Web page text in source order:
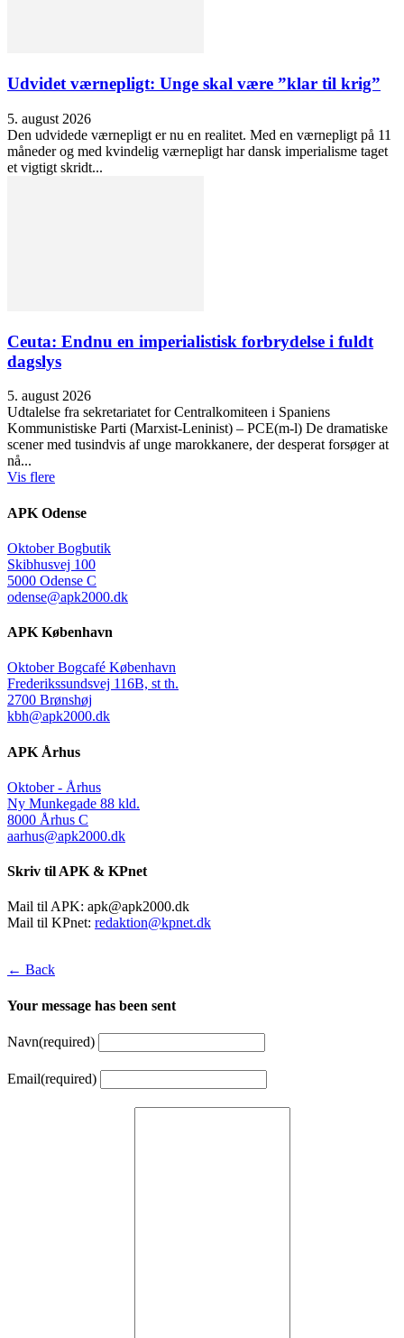
Udvidet værnepligt: Unge skal være ”klar til krig”
5. august 2026
Den udvidede værnepligt er nu en realitet. Med en værnepligt på 11
måneder og med kvindelig værnepligt har dansk imperialisme taget
et vigtigt skridt...
Ceuta: Endnu en imperialistisk forbrydelse i fuldt
dagslys
5. august 2026
Udtalelse fra sekretariatet for Centralkomiteen i Spaniens
Kommunistiske Parti (Marxist-Leninist) – PCE(m-l) De dramatiske
scener med tusindvis af unge marokkanere, der desperat forsøger at
nå...
Vis flere
APK Odense
Oktober Bogbutik
Skibhusvej 100
5000 Odense C
odense@apk2000.dk
APK København
Oktober Bogcafé København
Frederikssundsvej 116B, st th.
2700 Brønshøj
kbh@apk2000.dk
APK Århus
Oktober - Århus
Ny Munkegade 88 kld.
8000 Århus C
aarhus@apk2000.dk
Skriv til APK & KPnet
Mail til APK: apk@apk2000.dk
Mail til KPnet: redaktion@kpnet.dk
← Back
Your message has been sent
Navn(required)
Email(required)